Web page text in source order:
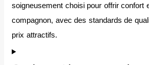
soigneusement choisi pour offrir confort
compagnon, avec des standards de
prix attractifs.